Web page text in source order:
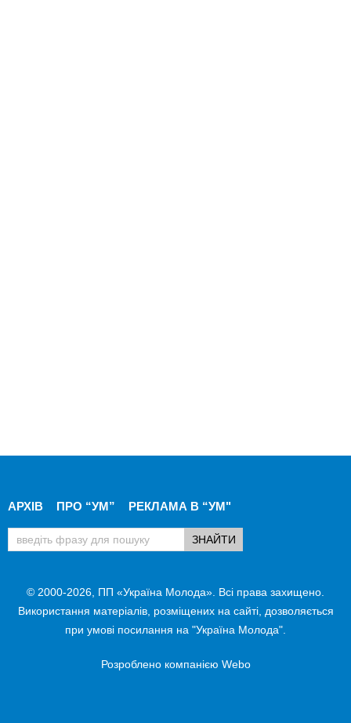
АРХІВ ПРО “УМ” РЕКЛАМА В “УМ"
© 2000-2026, ПП «Україна Молода». Всі права захищено.
Використання матеріалів, розміщених на сайті, дозволяється
при умові посилання на "Україна Молода".
Розроблено компанією Webo